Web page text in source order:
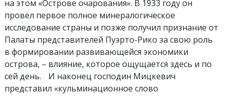
на этом «Острове очарования». В 1933 году он
провёл первое полное минералогическое
исследование страны и позже получил признание от
Палаты представителей Пуэрто-Рико за свою роль
в формировании развивающейся экономики
острова, – влияние, которое ощущается здесь и по
сей день. И наконец господин Мицкевич
представил «кульминационное слово